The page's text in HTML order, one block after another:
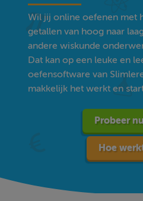
Wil jij online oefenen met
getallen van hoog naar
andere wiskunde
Dat kan op een leuke en
oefensoftware van
makkelijk het werkt en
Probeer
Hoe